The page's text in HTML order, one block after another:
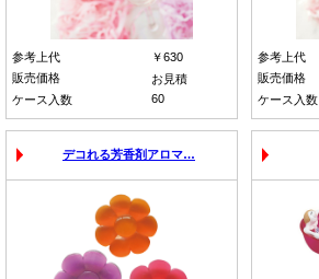
参考上代
￥630
販売価格
お見積
ケース入数
60
参考上代
販売価格
ケース入数
デコれる芳香剤アロマ…